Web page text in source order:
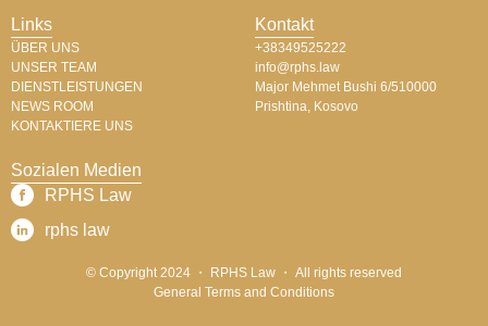
Links
ÜBER UNS
UNSER TEAM
DIENSTLEISTUNGEN
NEWS ROOM
KONTAKTIERE UNS
Kontakt
+38349525222
info@rphs.law
Major Mehmet Bushi 6/510000
Prishtina, Kosovo​
Sozialen Medien
RPHS Law​
rphs law​
© Copyright 2024 ・ RPHS Law ・ All rights reserved​
General Terms and Conditions